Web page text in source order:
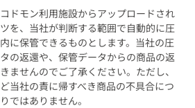
ドモン利用施設からアップロードされ
を、当社が判断する範囲で自動的に圧
に保管できるものとします。当社の圧
の返還や、保管データからの商品の返
ませんのでご了承ください。ただし、
当社の責に帰すべき商品の不具合につ
ではありません。